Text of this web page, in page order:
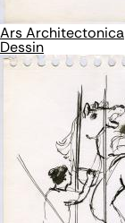
Ars Architectonica
Dessin